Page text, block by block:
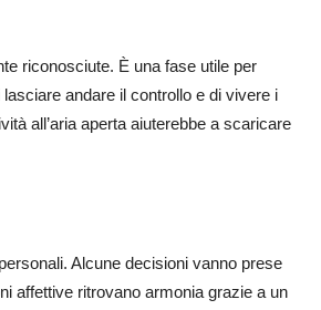
riconosciute. È una fase utile per
andare il controllo e di vivere i
all’aria aperta aiuterebbe a scaricare
Alcune decisioni vanno prese
affettive ritrovano armonia grazie a un